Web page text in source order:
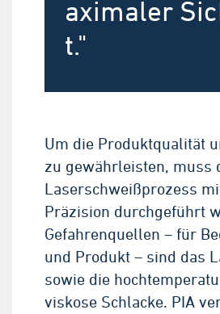
aximaler
t."
Um die Produktqualität
zu gewährleisten, muss
Laserschweißprozess
Präzision durchgeführt
Gefahrenquellen – für
und Produkt – sind das
sowie die
viskose Schlacke. PIA